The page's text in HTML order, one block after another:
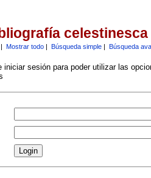
celestinesca
Mostrar todo| Búsqueda simple| Búsqueda
iniciar sesión para poder utilizar las